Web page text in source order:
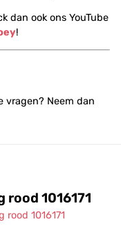
dan ook ons YouTube
!
vragen? Neem dan
1016171